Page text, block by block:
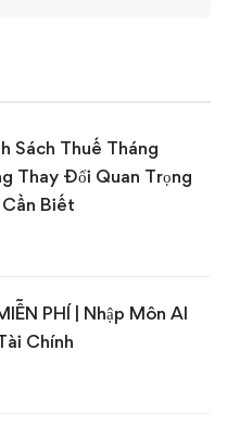
Sách Thuế Tháng
Thay Đổi Quan Trọng
Biết
PHÍ | Nhập Môn AI
Chính